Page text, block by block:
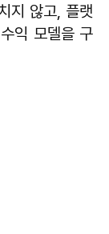
지 않고, 플랫
익 모델을 구